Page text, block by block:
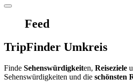
Feed
TripFinder Umkreis
Finde Sehenswürdigkeiten, Reiseziele
Sehenswürdigkeiten und die schönsten